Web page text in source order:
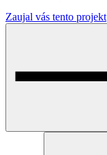
Zaujal vás tento projekt